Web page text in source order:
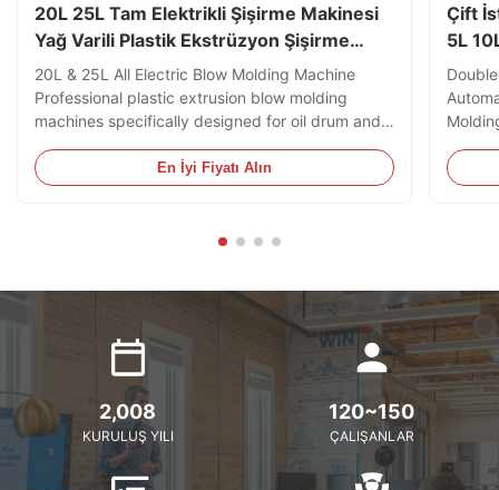
20L 25L Tam Elektrikli Şişirme Makinesi
Yağ Varili Plastik Ekstrüzyon Şişirme
Makinesi
20L & 25L All Electric Blow Molding Machine
Professional plastic extrusion blow molding
machines specifically designed for oil drum and
HDPE and PC materials. Technical Specifications
Specification Value Voltage 380V Clamping Force
En İyi Fiyatı Alın
Çift
5L
2,008
KURULUŞ YILI
120~150
ÇALIŞANLAR